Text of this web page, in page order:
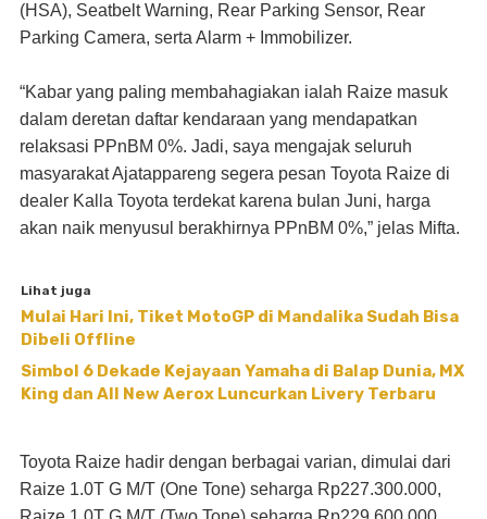
(HSA), Seatbelt Warning, Rear Parking Sensor, Rear
Parking Camera, serta Alarm + Immobilizer.
“Kabar yang paling membahagiakan ialah Raize masuk
dalam deretan daftar kendaraan yang mendapatkan
relaksasi PPnBM 0%. Jadi, saya mengajak seluruh
masyarakat Ajatappareng segera pesan Toyota Raize di
dealer Kalla Toyota terdekat karena bulan Juni, harga
akan naik menyusul berakhirnya PPnBM 0%,” jelas Mifta.
Lihat juga
Mulai Hari Ini, Tiket MotoGP di Mandalika Sudah Bisa
Dibeli Offline
Simbol 6 Dekade Kejayaan Yamaha di Balap Dunia, MX
King dan All New Aerox Luncurkan Livery Terbaru
Toyota Raize hadir dengan berbagai varian, dimulai dari
Raize 1.0T G M/T (One Tone) seharga Rp227.300.000,